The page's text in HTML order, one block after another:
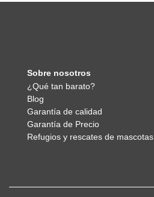
Sobre nosotros
¿Qué tan barato?
Blog
Garantía de calidad
Garantía de Precio
Refugios y rescates de mascotas